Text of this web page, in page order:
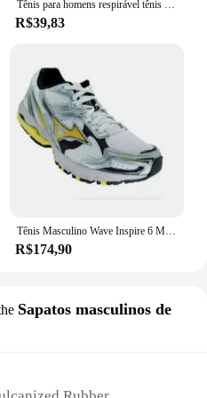
Tênis para homens respirável tênis de corrida esporte verão 2023 novos tênis atléticos sapatos casuais marca feminina tenis masculino
R$39,83
Tênis Masculino Wave Inspire 6 Macio E Leve Premium
R$174,90
Sapatos masculinos de